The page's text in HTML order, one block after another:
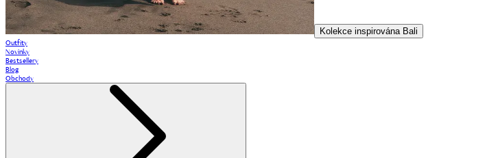
Kolekce inspirována Bali
Outfity
Novinky
Bestsellery
Blog
Obchody